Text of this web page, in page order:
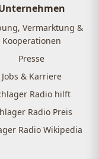
Vermarktung &
Kooperationen
Presse
Jobs & Karriere
Radio hilft
Radio Preis
Radio Wikipedia